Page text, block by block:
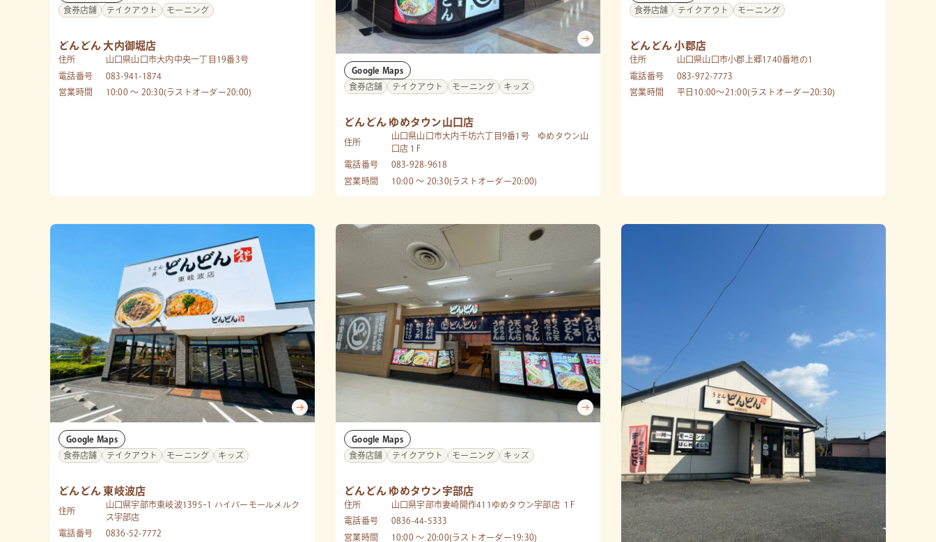
食券店舗
テイクアウト モーニング
どんどん 大内御堀店
住所
山口県山口市大内中央一丁目19番3号
電話番号
083-941-1874
営業時間
10:00 〜 20:30(ラストオーダー20:00)
Google Maps
食券店舗
テイクアウト モーニング キッズ
どんどん ゆめタウン山口店
住所
山口県山口市大内千坊六丁目9番1号 ゆめタウン山
口店１F
電話番号
083-928-9618
営業時間
10:00 〜 20:30(ラストオーダー20:00)
食券店舗
テイクアウト モーニング
どんどん 小郡店
住所
山口県山口市小郡上郷1740番地の1
電話番号
083-972-7773
営業時間
平日10:00～21:00(ラストオーダー20:30)
Google Maps
食券店舗
テイクアウト モーニング キッズ
どんどん 東岐波店
住所
山口県宇部市東岐波1395ｰ1 ハイパーモールメルク
ス宇部店
電話番号
0836-52-7772
Google Maps
食券店舗
テイクアウト モーニング キッズ
どんどん ゆめタウン宇部店
住所
山口県宇部市妻崎開作411ゆめタウン宇部店 １F
電話番号
0836-44-5333
営業時間
10:00 〜 20:00(ラストオーダー19:30)